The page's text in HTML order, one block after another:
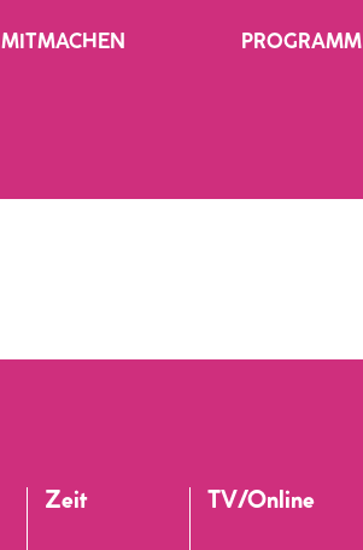
MITMACHEN PROGRAMM
Zeit TV/Online